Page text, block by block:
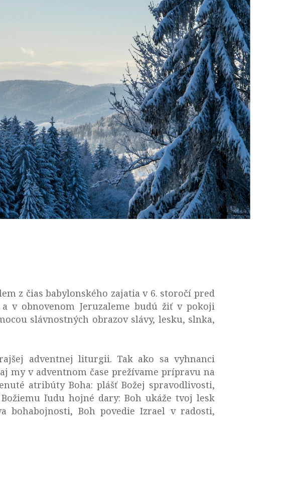
z čias babylonského zajatia v 6. storočí pred
v obnovenom Jeruzaleme budú žiť v pokoji
slávnostných obrazov slávy, lesku, slnka,
adventnej liturgii. Tak ako sa vyhnanci
my v adventnom čase prežívame prípravu na
atribúty Boha: plášť Božej spravodlivosti,
ľudu hojné dary: Boh ukáže tvoj lesk
bohabojnosti, Boh povedie Izrael v radosti,